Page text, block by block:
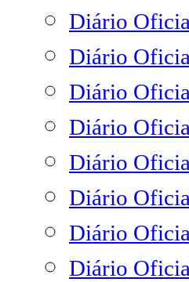
Diário
Diário
Diário
Diário
Diário
Diário
Diário
Diário